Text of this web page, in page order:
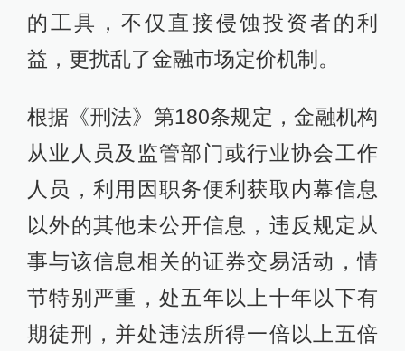
的工具，不仅直接侵蚀投资者的利
益，更扰乱了金融市场定价机制。
根据《刑法》第180条规定，金融机构
从业人员及监管部门或行业协会工作
人员，利用因职务便利获取内幕信息
以外的其他未公开信息，违反规定从
事与该信息相关的证券交易活动，情
节特别严重，处五年以上十年以下有
期徒刑，并处违法所得一倍以上五倍